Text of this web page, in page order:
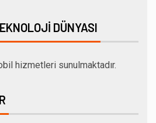
DÜNYASI
hizmetleri sunulmaktadır.